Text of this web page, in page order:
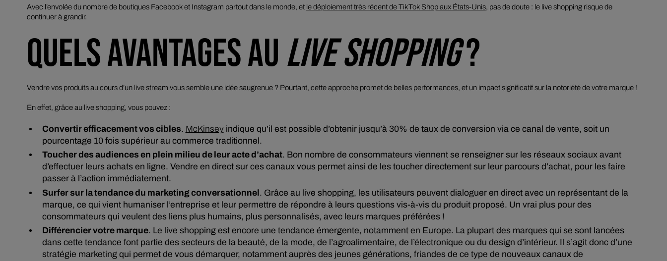
Avec l’envolée du nombre de boutiques Facebook et Instagram partout dans le monde, et le déploiement très récent de TikTok Shop aux États-Unis, pas de doute : le live shoppingrisque de
continuer à grandir.
QUELS AVANTAGES AU LIVE SHOPPING?
Vendre vos produits au cours d’un live stream vous semble une idée saugrenue ? Pourtant, cette approche promet de belles performances, et un impact significatif sur la notoriété de votre marque !
En effet, grâce au live shopping, vous pouvez :
Convertir efficacement vos cibles. McKinsey indique qu’il est possible d’obtenir jusqu’à 30% de taux de conversion via ce canal de vente, soit un
pourcentage 10 fois supérieur au commerce traditionnel.
Toucher des audiences en plein milieu de leur acte d’achat. Bon nombre de consommateurs viennent se renseigner sur les réseaux sociaux avant
d’effectuer leurs achats en ligne. Vendre en direct sur ces canaux vous permet ainsi de les toucher directement sur leur parcours d’achat, pour les faire
passer à l’action immédiatement.
Surfer sur la tendance du marketing conversationnel. Grâce au live shopping, les utilisateurs peuvent dialoguer en direct avec un représentant de la
marque, ce qui vient humaniser l’entreprise et leur permettre de répondre à leurs questions vis-à-vis du produit proposé. Un vrai plus pour des
consommateurs qui veulent des liens plus humains, plus personnalisés, avec leurs marques préférées !
Différencier votre marque. Le live shoppingest encore une tendance émergente, notamment en Europe. La plupart des marques qui se sont lancées
dans cette tendance font partie des secteurs de la beauté, de la mode, de l’agroalimentaire, de l’électronique ou du design d’intérieur. Il s’agit donc d’une
stratégie marketing qui permet de vous démarquer, notamment auprès des jeunes générations, friandes de ce type de nouveaux canaux de